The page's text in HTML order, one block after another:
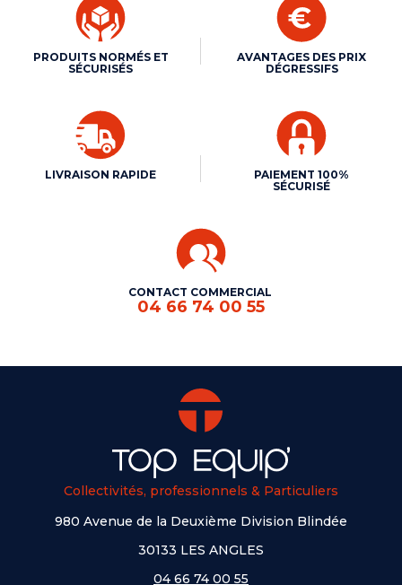
PRODUITS NORMÉS ET
SÉCURISÉS
AVANTAGES DES PRIX
DÉGRESSIFS
LIVRAISON RAPIDE
PAIEMENT 100%
SÉCURISÉ
CONTACT COMMERCIAL
04 66 74 00 55
Collectivités, professionnels & Particuliers
980 Avenue de la Deuxième Division Blindée
30133 LES ANGLES
04 66 74 00 55